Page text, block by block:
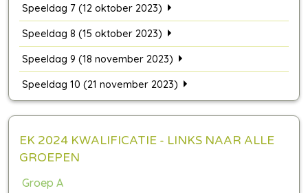
Speeldag 7 (12 oktober 2023)
Speeldag 8 (15 oktober 2023)
Speeldag 9 (18 november 2023)
Speeldag 10 (21 november 2023)
EK 2024 KWALIFICATIE - LINKS NAAR ALLE
GROEPEN
Groep A